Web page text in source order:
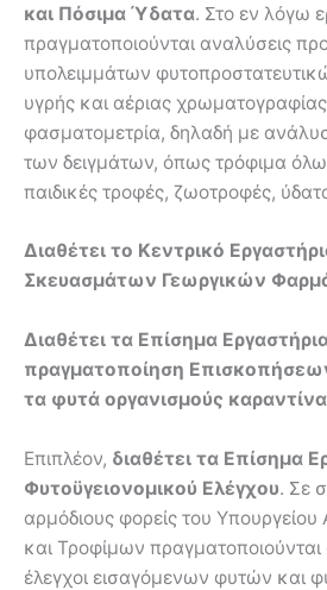
και Πόσιμα Ύδατα. Στο εν λόγω
πραγματοποιούνται αναλύσεις
υπολειμμάτων
υγρής και αέριας
φασματομετρία, δηλαδή με
των δειγμάτων, όπως τρόφιμα
παιδικές τροφές, ζωοτροφές,
Διαθέτει το Κεντρικό
Σκευασμάτων Γεωργικών
Διαθέτει τα Επίσημα
πραγματοποίηση Επισκοπήσεων
τα φυτά οργανισμούς
Επιπλέον, διαθέτει τα Επίσημα
Φυτοϋγειονομικού Ελέγχου. Σε
αρμόδιους φορείς του
και Τροφίμων πραγματοποιούνται
έλεγχοι εισαγόμενων φυτών και